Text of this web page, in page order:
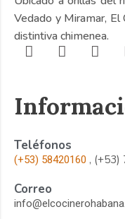
Vedado y Miramar, El
distintiva chimenea.
Teléfonos
(+53) 58420160 , (+53)
Correo